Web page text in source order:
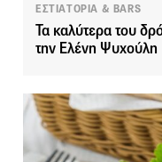
ΕΣΤΙΑΤΟΡΙΑ & BARS
Τα καλύτερα του
την Ελένη Ψυχούλη